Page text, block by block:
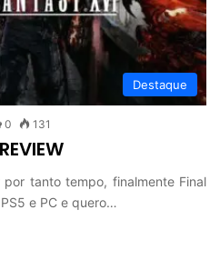
Destaque
0 131
tanto tempo, finalmente Final
e PC e quero…